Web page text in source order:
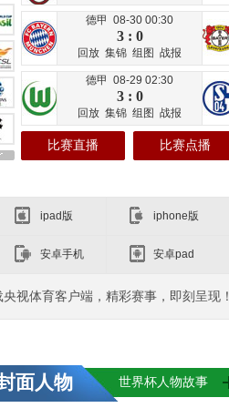
德甲 08-30 00:30
3 : 0
回放 集锦 组图 战报
德甲 08-29 02:30
3 : 0
回放 集锦 组图 战报
比赛直播 比赛点播
ipad版 iphone版
安卓手机 安卓pad
央视体育客户端，精彩赛事，即刻呈现！
面人物 世界杯人物故事